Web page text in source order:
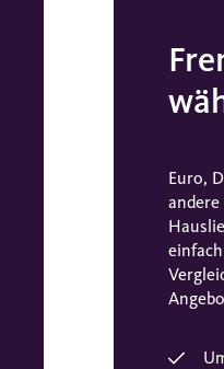
Euro,
andere